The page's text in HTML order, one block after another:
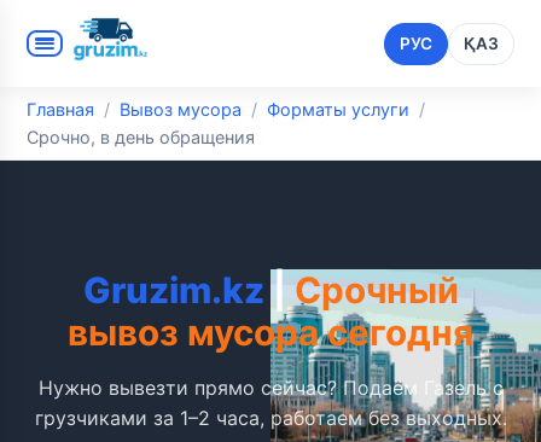
Главная Вывоз мусора
Форматы услуги
Срочно, в день обращения
РУС ҚАЗ
Gruzim.kz|Срочный
вывоз мусора сегодня
Нужно вывезти прямо сейчас? Подаём Газель с
грузчиками за 1–2 часа, работаем без выходных.